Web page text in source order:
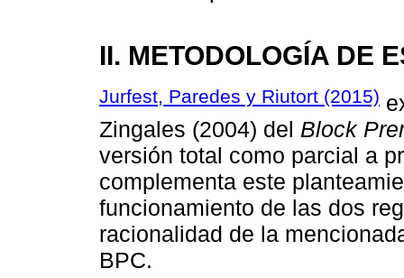
II. METODOLOGÍA DE
Jurfest, Paredes y Riutort (2015)
Zingales (2004) del Block
versión total como parcial a
complementa este
funcionamiento de las dos
racionalidad de la
BPC.